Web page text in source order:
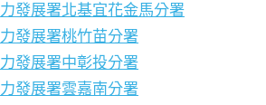
發展署北基宜花金馬分署
發展署桃竹苗分署
發展署中彰投分署
發展署雲嘉南分署